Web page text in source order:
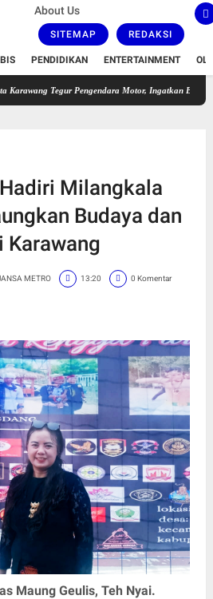
About Us
SITEMAP REDAKSI
PENDIDIKAN ENTERTAINMENT
Pengendara Motor, Ingatkan Bahaya Ugal-ugalan
Milangkala
Budaya dan
Karawang
METRO 13:20 0 Komentar
Maung Geulis, Teh Nyai.